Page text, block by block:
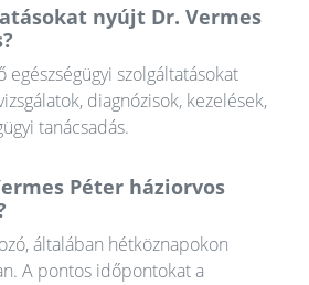
nyújt Dr. Vermes
egészségügyi szolgáltatásokat
diagnózisok, kezelések,
tanácsadás.
Péter háziorvos
általában hétköznapokon
A pontos időpontokat a